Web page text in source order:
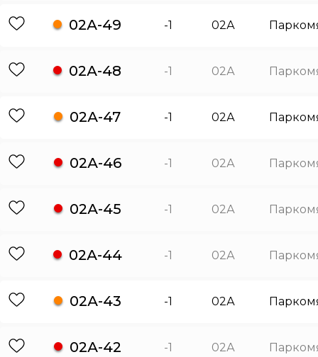
02А-49 -1 02А
02А-48 -1 02А
02А-47 -1 02А
02А-46 -1 02А
02А-45 -1 02А
02А-44 -1 02А
02А-43 -1 02А
02А-42 -1 02А